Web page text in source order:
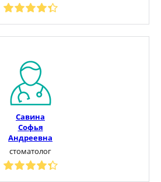
Савина
Софья
Андреевна
стоматолог